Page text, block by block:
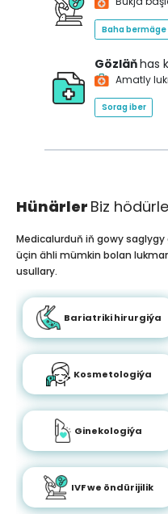
Baha bermäge
Gözläňhas
Amatly
Sorag iber
Hünärler Biz
Medicalurduň iň gowy
üçin ähli mümkin bolan
usullary.
Bariatriki hirurgiýa
Kosmetologiýa
Ginekologiýa
IVF we öndürijilik